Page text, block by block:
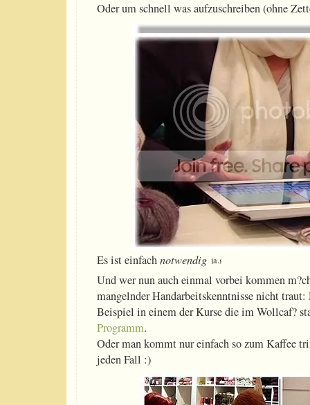
Oder um schnell was aufzuschreiben (ohne
Es ist einfachnotwendig
Und wer nun auch einmal vorbei kommen
mangelnder Handarbeitskenntnisse nicht
Beispiel in einem der Kurse die im Wollcaf?
Programm.
Oder man kommt nur einfach so zum Kaffee
jeden Fall :)